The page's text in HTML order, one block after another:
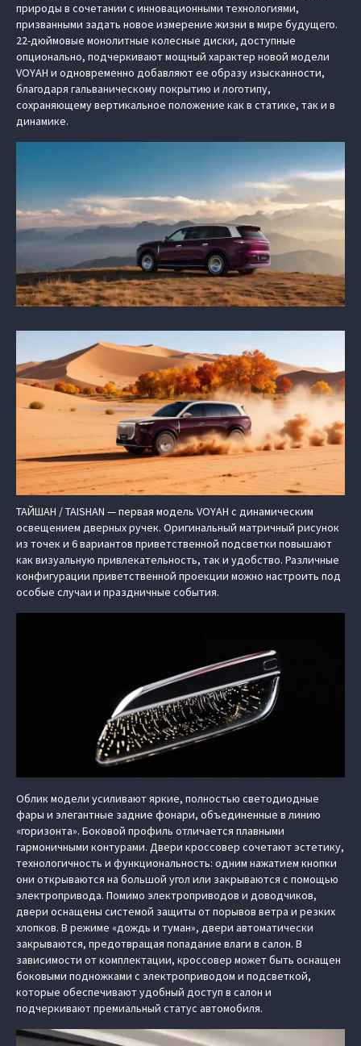
природы в сочетании с инновационными технологиями,
призванными задать новое измерение жизни в мире будущего.
22-дюймовые монолитные колесные диски, доступные
опционально, подчеркивают мощный характер новой модели
VOYAH и одновременно добавляют ее образу изысканности,
благодаря гальваническому покрытию и логотипу,
сохраняющему вертикальное положение как в статике, так и в
динамике.
ТАЙШАН / TAISHAN — первая модель VOYAH с динамическим
освещением дверных ручек. Оригинальный матричный рисунок
из точек и 6 вариантов приветственной подсветки повышают
как визуальную привлекательность, так и удобство. Различные
конфигурации приветственной проекции можно настроить под
особые случаи и праздничные события.
Облик модели усиливают яркие, полностью светодиодные
фары и элегантные задние фонари, объединенные в линию
«горизонта». Боковой профиль отличается плавными
гармоничными контурами. Двери кроссовер сочетают эстетику,
технологичность и функциональность: одним нажатием кнопки
они открываются на большой угол или закрываются с помощью
электропривода. Помимо электроприводов и доводчиков,
двери оснащены системой защиты от порывов ветра и резких
хлопков. В режиме «дождь и туман», двери автоматически
закрываются, предотвращая попадание влаги в салон. В
зависимости от комплектации, кроссовер может быть оснащен
боковыми подножками с электроприводом и подсветкой,
которые обеспечивают удобный доступ в салон и
подчеркивают премиальный статус автомобиля.